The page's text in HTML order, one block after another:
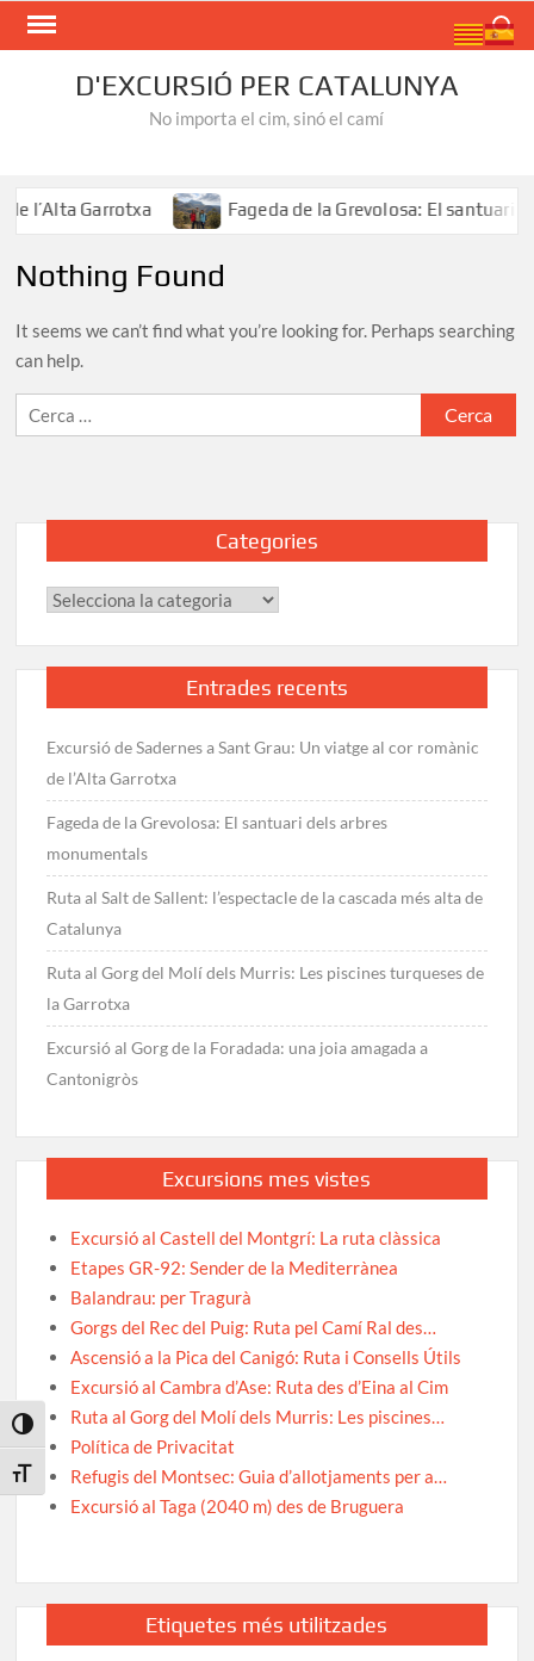
Toggle High Contrast
Toggle Font size
Skip
D'EXCURSIÓ PER CATALUNYA
No importa el cim, sinó el camí
l’Alta Garrotxa Fageda de la Grevolosa: El santuari
Nothing Found
It seems we can’t find what you’re looking for. Perhaps searching
can help.
Cerca:
Categories
Categories
Entrades recents
Excursió de Sadernes a Sant Grau: Un viatge al cor romànic
de l’Alta Garrotxa
Fageda de la Grevolosa: El santuari dels arbres
monumentals
Ruta al Salt de Sallent: l’espectacle de la cascada més alta de
Catalunya
Ruta al Gorg del Molí dels Murris: Les piscines turqueses de
la Garrotxa
Excursió al Gorg de la Foradada: una joia amagada a
Cantonigròs
Excursions mes vistes
Excursió al Castell del Montgrí: La ruta clàssica
Etapes GR-92: Sender de la Mediterrànea
Balandrau: per Tragurà
Gorgs del Rec del Puig: Ruta pel Camí Ral des…
Ascensió a la Pica del Canigó: Ruta i Consells Útils
Excursió al Cambra d’Ase: Ruta des d’Eina al Cim
Ruta al Gorg del Molí dels Murris: Les piscines…
Política de Privacitat
Refugis del Montsec: Guia d’allotjaments per a…
Excursió al Taga (2040 m) des de Bruguera
Etiquetes més utilitzades